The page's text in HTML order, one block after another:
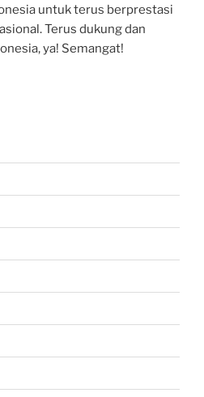
untuk terus berprestasi
Terus dukung dan
ya! Semangat!